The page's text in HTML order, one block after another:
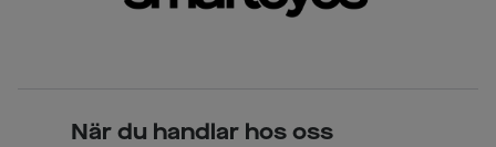
När du handlar hos oss